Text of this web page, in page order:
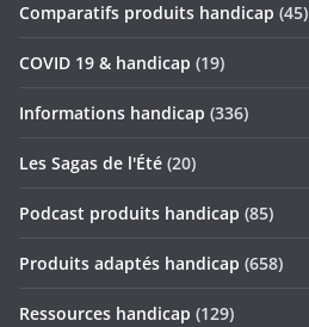
Comparatifs produits handicap (45)
COVID 19 & handicap (19)
Informations handicap (336)
Les Sagas de l'Été (20)
Podcast produits handicap (85)
Produits adaptés handicap (658)
Ressources handicap (129)